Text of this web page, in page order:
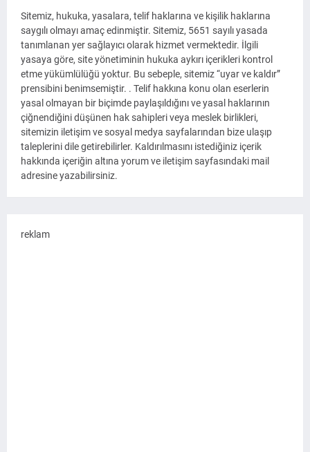
Sitemiz, hukuka, yasalara, telif haklarına ve kişilik haklarına
saygılı olmayı amaç edinmiştir. Sitemiz, 5651 sayılı yasada
tanımlanan yer sağlayıcı olarak hizmet vermektedir. İlgili
yasaya göre, site yönetiminin hukuka aykırı içerikleri kontrol
etme yükümlülüğü yoktur. Bu sebeple, sitemiz “uyar ve kaldır”
prensibini benimsemiştir. . Telif hakkına konu olan eserlerin
yasal olmayan bir biçimde paylaşıldığını ve yasal haklarının
çiğnendiğini düşünen hak sahipleri veya meslek birlikleri,
sitemizin iletişim ve sosyal medya sayfalarından bize ulaşıp
taleplerini dile getirebilirler. Kaldırılmasını istediğiniz içerik
hakkında içeriğin altına yorum ve iletişim sayfasındaki mail
adresine yazabilirsiniz.
reklam